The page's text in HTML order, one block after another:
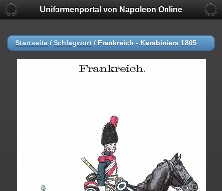
Uniformenportal von Napoleon Online
Startseite / Schlagwort / Frankreich - Karabiniers 1805